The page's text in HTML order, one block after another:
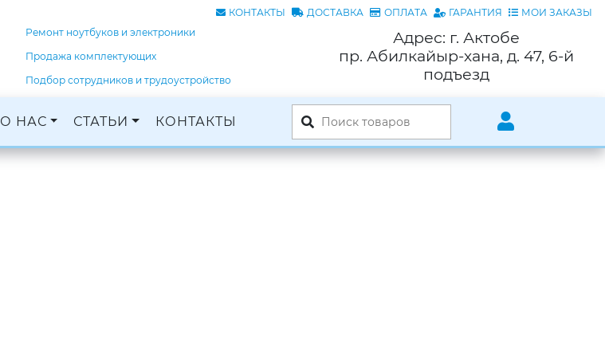
КОНТАКТЫ ДОСТАВКА ОПЛАТА ГАРАНТИЯ МОИ ЗАКАЗЫ
Ремонт ноутбуков и электроники
Продажа комплектующих
Подбор сотрудников и трудоустройство
Адрес: г. Актобе
пр. Абилкайыр-хана, д. 47, 6-й
подъезд
О НАС СТАТЬИ КОНТАКТЫ